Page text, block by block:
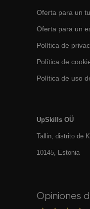
Oferta para un
Oferta para un
Política de
Política de
Política de uso
UpSkills OÜ
Tallin, distrito de
10145, Estonia
Opiniones